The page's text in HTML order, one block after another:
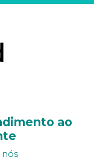
ao